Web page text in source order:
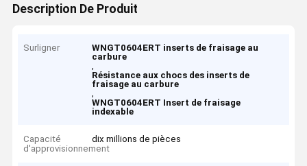
Description De Produit
Surligner
WNGT0604ERT inserts de fraisage au
carbure
,
Résistance aux chocs des inserts de
fraisage au carbure
,
WNGT0604ERT Insert de fraisage
indexable
Capacité
d'approvisionnement
dix millions de pièces